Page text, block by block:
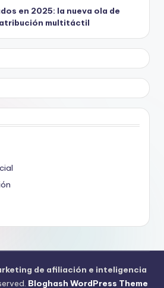
en 2025: la nueva ola de
multitáctil
de afiliación e inteligencia
Bloghash WordPress Theme